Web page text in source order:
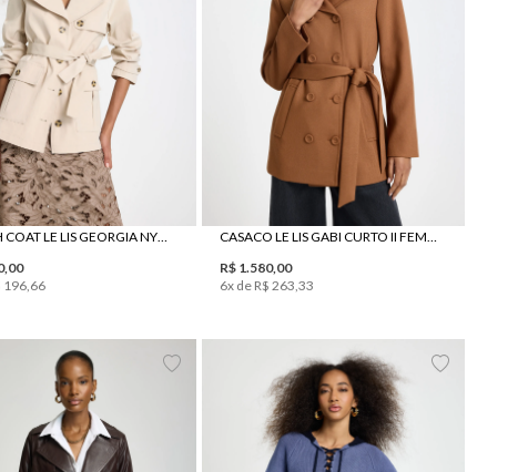
TRENCH COAT LE LIS GEORGIA NYLON FEMININO
, 00
196 66
CASACO LE LIS GABI CURTO II FEMININO
R$ 1.580, 00
6x de R$ 263 33
PP